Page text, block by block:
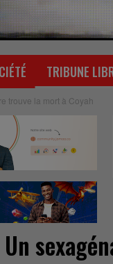
TRIBUNE
trouve la mort à Coyah